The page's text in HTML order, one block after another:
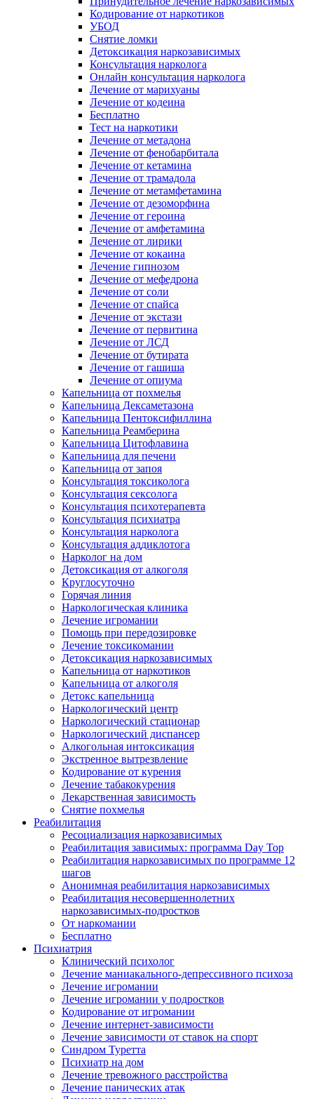
Кодирование от наркотиков
УБОД
Снятие ломки
Детоксикация наркозависимых
Консультация нарколога
Онлайн консультация нарколога
Лечение от марихуаны
Лечение от кодеина
Бесплатно
Тест на наркотики
Лечение от метадона
Лечение от фенобарбитала
Лечение от кетамина
Лечение от трамадола
Лечение от метамфетамина
Лечение от дезоморфина
Лечение от героина
Лечение от амфетамина
Лечение от лирики
Лечение от кокаина
Лечение гипнозом
Лечение от мефедрона
Лечение от соли
Лечение от спайса
Лечение от экстази
Лечение от первитина
Лечение от ЛСД
Лечение от бутирата
Лечение от гашиша
Лечение от опиума
Капельница от похмелья
Капельница Дексаметазона
Капельница Пентоксифиллина
Капельница Реамберина
Капельница Цитофлавина
Капельница для печени
Капельница от запоя
Консультация токсиколога
Консультация сексолога
Консультация психотерапевта
Консультация психиатра
Консультация нарколога
Консультация аддиклотога
Нарколог на дом
Детоксикация от алкоголя
Круглосуточно
Горячая линия
Наркологическая клиника
Лечение игромании
Помощь при передозировке
Лечение токсикомании
Детоксикация наркозависимых
Капельница от наркотиков
Капельница от алкоголя
Детокс капельница
Наркологический центр
Наркологический стационар
Наркологический диспансер
Алкогольная интоксикация
Экстренное вытрезвление
Кодирование от курения
Лечение табакокурения
Лекарственная зависимость
Снятие похмелья
Реабилитация
Ресоциализация наркозависимых
Реабилитация зависимых: программа Day Top
Реабилитация наркозависимых по программе 12
шагов
Анонимная реабилитация наркозависимых
Реабилитация несовершеннолетних
наркозависимых-подростков
От наркомании
Бесплатно
Психиатрия
Клинический психолог
Лечение маниакального-депрессивного психоза
Лечение игромании
Лечение игромании у подростков
Кодирование от игромании
Лечение интернет-зависимости
Лечение зависимости от ставок на спорт
Синдром Туретта
Психиатр на дом
Лечение тревожного расстройства
Лечение панических атак